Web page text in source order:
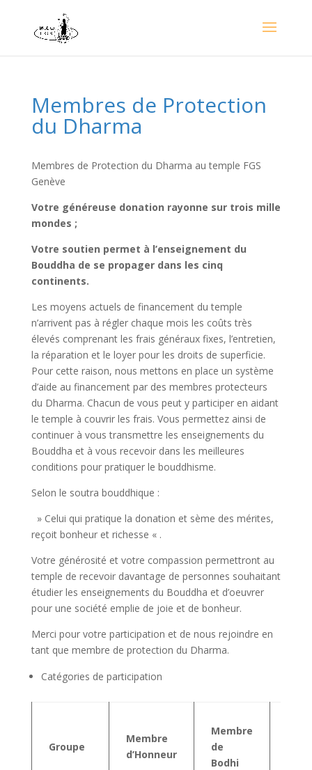
Membres de Protection
du Dharma
Membres de Protection du Dharma au temple FGS
Genève
Votre généreuse donation rayonne sur trois mille
mondes ;
Votre soutien permet à l’enseignement du
Bouddha de se propager dans les cinq
continents.
Les moyens actuels de financement du temple
n’arrivent pas à régler chaque mois les coûts très
élevés comprenant les frais généraux fixes, l’entretien,
la réparation et le loyer pour les droits de superficie.
Pour cette raison, nous mettons en place un système
d’aide au financement par des membres protecteurs
du Dharma. Chacun de vous peut y participer en aidant
le temple à couvrir les frais. Vous permettez ainsi de
continuer à vous transmettre les enseignements du
Bouddha et à vous recevoir dans les meilleures
conditions pour pratiquer le bouddhisme.
Selon le soutra bouddhique :
» Celui qui pratique la donation et sème des mérites,
reçoit bonheur et richesse « .
Votre générosité et votre compassion permettront au
temple de recevoir davantage de personnes souhaitant
étudier les enseignements du Bouddha et d’oeuvrer
pour une société emplie de joie et de bonheur.
Merci pour votre participation et de nous rejoindre en
tant que membre de protection du Dharma.
Catégories de participation
Groupe
Membre
d’Honneur
Membre
de
Bodhi